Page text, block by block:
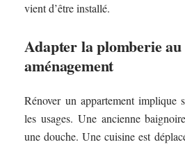
vient d’être installé.
Adapter la plomberie au
aménagement
Rénover un appartement implique
les usages. Une ancienne
une douche. Une cuisine est